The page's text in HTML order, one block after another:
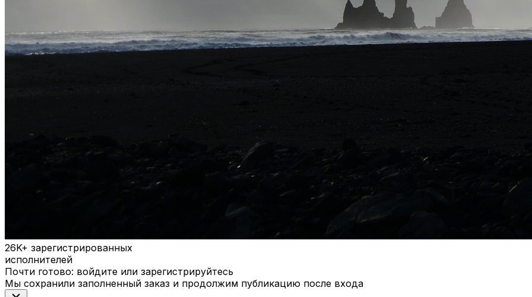
26K+ зарегистрированных
исполнителей
Почти готово: войдите или зарегистрируйтесь
Мы сохранили заполненный заказ и продолжим публикацию после входа